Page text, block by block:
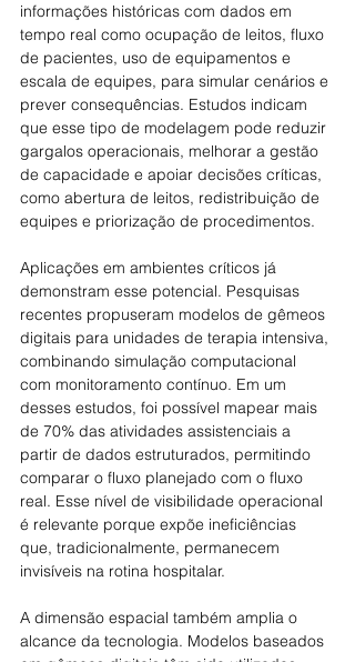
informações históricas com dados em
tempo real como ocupação de leitos, fluxo
de pacientes, uso de equipamentos e
escala de equipes, para simular cenários e
prever consequências. Estudos indicam
que esse tipo de modelagem pode reduzir
gargalos operacionais, melhorar a gestão
de capacidade e apoiar decisões críticas,
como abertura de leitos, redistribuição de
equipes e priorização de procedimentos.
Aplicações em ambientes críticos já
demonstram esse potencial. Pesquisas
recentes propuseram modelos de gêmeos
digitais para unidades de terapia intensiva,
combinando simulação computacional
com monitoramento contínuo. Em um
desses estudos, foi possível mapear mais
de 70% das atividades assistenciais a
partir de dados estruturados, permitindo
comparar o fluxo planejado com o fluxo
real. Esse nível de visibilidade operacional
é relevante porque expõe ineficiências
que, tradicionalmente, permanecem
invisíveis na rotina hospitalar.
A dimensão espacial também amplia o
alcance da tecnologia. Modelos baseados